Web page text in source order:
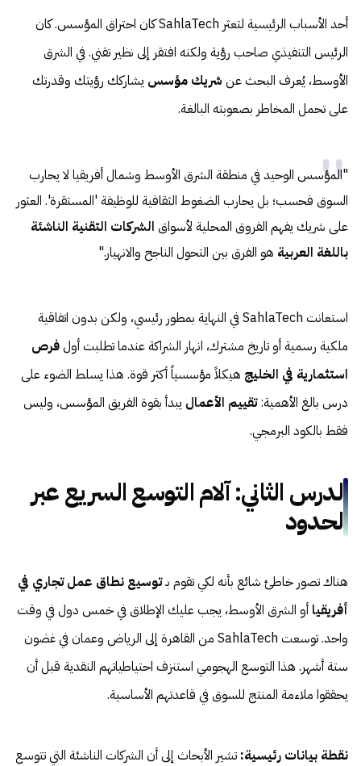
أحد الأسباب الرئيسية لتعثر SahlaTech كان احتراق المؤسس. كان
الرئيس التنفيذي صاحب رؤية ولكنه افتقر إلى نظير تقني. في الشرق
الأوسط، يُعرف البحث عن شريك مؤسس يشاركك رؤيتك وقدرتك
على تحمل المخاطر بصعوبته البالغة.
"المؤسس الوحيد في منطقة الشرق الأوسط وشمال أفريقيا لا يحارب
السوق فحسب؛ بل يحارب الضغوط الثقافية للوظيفة 'المستقرة'. العثور
على شريك يفهم الفروق المحلية لأسواق الشركات التقنية الناشئة
باللغة العربية هو الفرق بين التحول الناجح والانهيار."
استعانت SahlaTech في النهاية بمطور رئيسي، ولكن بدون اتفاقية
ملكية رسمية أو تاريخ مشترك، انهار الشراكة عندما تطلبت أولفرص
استثمارية في الخليج هيكلاً مؤسسياً أكثر قوة. هذا يسلط الضوء على
درس بالغ الأهمية:تقييم الأعمال يبدأ بقوة الفريق المؤسس، وليس
فقط بالكود البرمجي.
الدرس الثاني: آلام التوسع السريع عبر
الحدود
هناك تصور خاطئ شائع بأنه لكي تقوم بـتوسيع نطاق عمل تجاري في
أفريقيا أو الشرق الأوسط، يجب عليك الإطلاق في خمس دول في وقت
واحد. توسعت SahlaTech من القاهرة إلى الرياض وعمان في غضون
ستة أشهر. هذا التوسع الهجومي استنزف احتياطياتهم النقدية قبل أن
يحققوا ملاءمة المنتج للسوق في قاعدتهم الأساسية.
نقطة بيانات رئيسية: تشير الأبحاث إلى أن الشركات الناشئة التي تتوسع